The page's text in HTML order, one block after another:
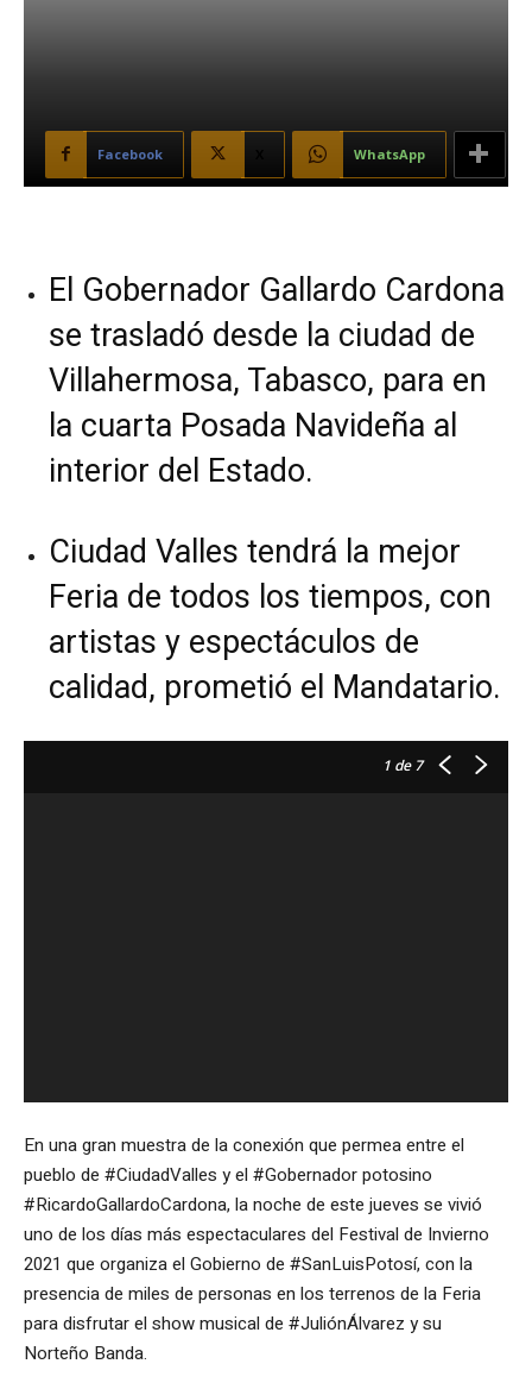
Facebook WhatsApp
El Gobernador Gallardo Cardona
se trasladó desde la ciudad de
Villahermosa, Tabasco, para en
la cuarta Posada Navideña al
interior del Estado.
Ciudad Valles tendrá la mejor
Feria de todos los tiempos, con
artistas y espectáculos de
calidad, prometió el Mandatario.
1 de 7
En una gran muestra de la conexión que permea entre el
pueblo de #CiudadValles y el #Gobernador potosino
#RicardoGallardoCardona, la noche de este jueves se vivió
uno de los días más espectaculares del Festival de Invierno
2021 que organiza el Gobierno de #SanLuisPotosí, con la
presencia de miles de personas en los terrenos de la Feria
para disfrutar el show musical de #JuliónÁlvarez y su
Norteño Banda.